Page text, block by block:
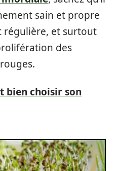
sain et propre
régulière, et surtout
des
bien choisir son